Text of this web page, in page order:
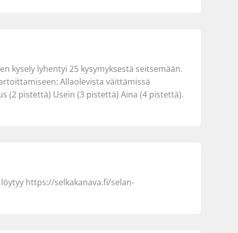
kysely lyhentyi 25 kysymyksestä seitsemään.
Allaolevista väittämissä
(2 pistettä) Usein (3 pistettä) Aina (4 pistettä).
https://selkakanava.fi/selan-